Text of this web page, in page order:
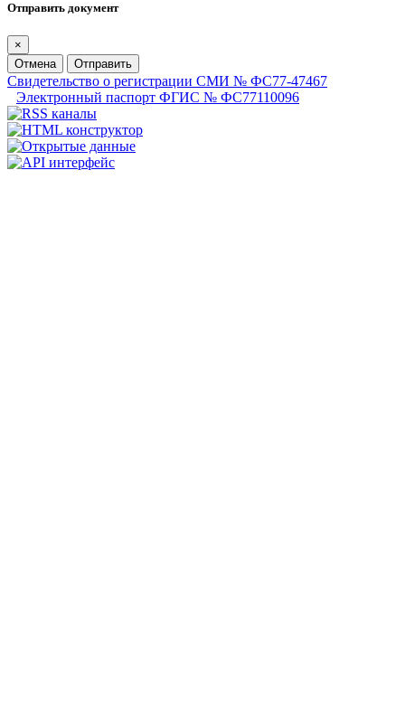
Отправить документ
×
Отмена
Отправить
Свидетельство о регистрации СМИ № ФС77-47467
Электронный паспорт ФГИС № ФС77110096